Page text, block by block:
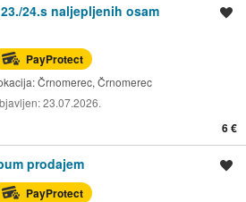
24.s naljepljenih osam
PayProtect
Črnomerec, Črnomerec
23.07.2026.
6 €
prodajem
PayProtect